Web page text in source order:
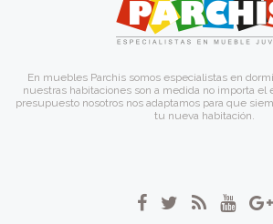
En muebles Parchis somos especialistas en
nuestras habitaciones son a medida no importa el
presupuesto nosotros nos adaptamos para que
tu nueva habitación.